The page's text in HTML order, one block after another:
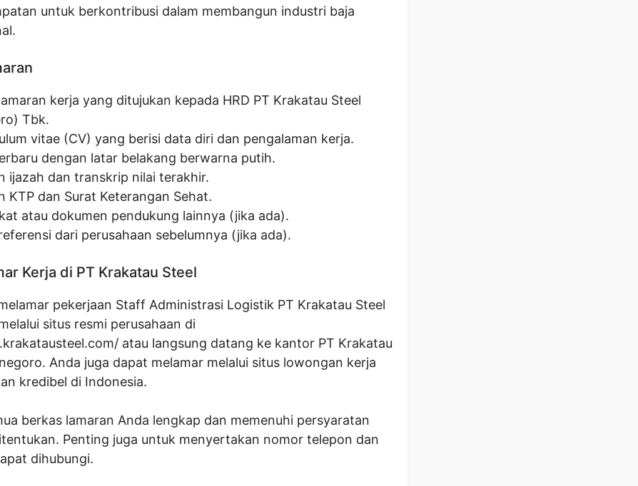
untuk berkontribusi dalam membangun industri baja
kerja yang ditujukan kepada HRD PT Krakatau Steel
Tbk.
vitae (CV) yang berisi data diri dan pengalaman kerja.
dengan latar belakang berwarna putih.
ijazah dan transkrip nilai terakhir.
KTP dan Surat Keterangan Sehat.
atau dokumen pendukung lainnya (jika ada).
dari perusahaan sebelumnya (jika ada).
Kerja di PT Krakatau Steel
pekerjaan Staff Administrasi Logistik PT Krakatau Steel
situs resmi perusahaan di
atau langsung datang ke kantor PT Krakatau
Anda juga dapat melamar melalui situs lowongan kerja
kredibel di Indonesia.
berkas lamaran Anda lengkap dan memenuhi persyaratan
Penting juga untuk menyertakan nomor telepon dan
dihubungi.